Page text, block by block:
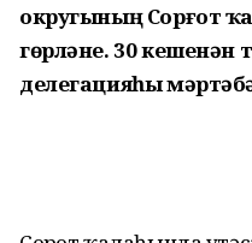
округының Сорғот
гөрләне. 30
делегацияһы